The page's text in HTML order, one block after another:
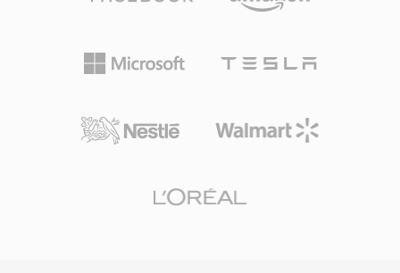
geliştiricilerin sınırlı Sound Blaster donanım
ihtiyaç duyduğu erken PC oyunları ve
SNDT, retro yazılım arşivlerinde varlığını
sürdürmekte ve modern formatlara
desteklenmektedir.
geliştirilmiş spektral bant replikasyonu,
zamansal gürültü şekillendirme ve iyileştirilmiş
hızlarında MP3&#039;ten daha i̇yi ses kalitesi
desteklenir. Apple ekosistemiyle entegrasyon